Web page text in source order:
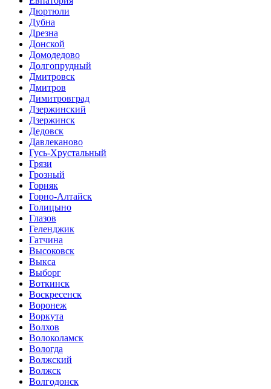
Дюртюли
Дубна
Дрезна
Донской
Домодедово
Долгопрудный
Дмитровск
Дмитров
Димитровград
Дзержинский
Дзержинск
Дедовск
Давлеканово
Гусь-Хрустальный
Грязи
Грозный
Горняк
Горно-Алтайск
Голицыно
Глазов
Геленджик
Гатчина
Высоковск
Выкса
Выборг
Воткинск
Воскресенск
Воронеж
Воркута
Волхов
Волоколамск
Вологда
Волжский
Волжск
Волгодонск